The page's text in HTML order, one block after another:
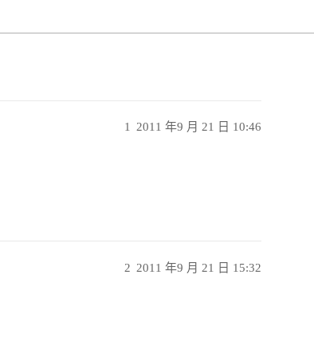
2011 年9 月 21 日 10:46
1
2011 年9 月 21 日 15:32
2